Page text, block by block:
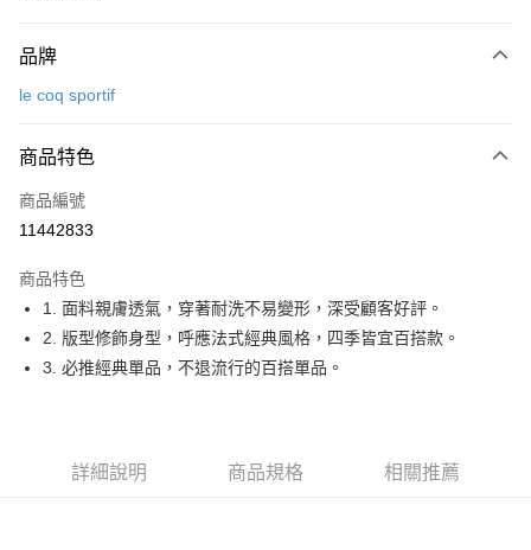
信用卡一次付款
LINE Pay
Apple Pay
悠遊付
大哥付你分期
相關說明
成交易。
【關於「AFTEE先享後付」】
AFTEE先享後付是「在收到商品之後才付款」的支付方式。 讓您購物簡單
ATM付款
品牌
le coq sportif
商品特色
商品編號
11442833
商品特色
1. 面料親膚透氣，穿著耐洗不易變形，深受顧客好評。
2. 版型修飾身型，呼應法式經典風格，四季皆宜百搭款。
3. 必推經典單品，不退流行的百搭單品。
詳細說明 商品規格 相關推薦